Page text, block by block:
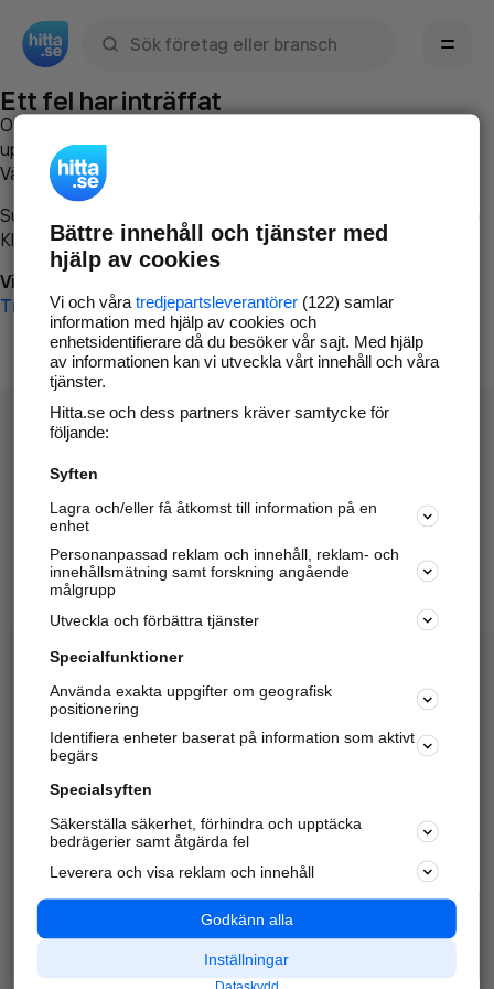
Ett fel har inträffat
Om du vill kan du
uppstod så att vi lättare och snabbare kan avhjälpa det.
Vänligen försök med följande:
Surfa till
Klicka påTillbaka-knappen i webbläsaren och försök igen
Vi beklagar besväret!
Till startsidan
Hitta.se - Gratis nummerupplysning.
Sök företag, personer och platser.
Hitta telefonnummer, adresser, företagsinfo mm.
Marknadsför företaget
Kom igång och annonsera mot
samarbetspartners nära dig.
Alla kategorier
Populära sökningar
API & Kartor
Annonsera
Integritet
Nödnummer
Bättre innehåll och tjänster med
hjälp av cookies
Vi och våra tredjepartsleverantörer(122) samlar
information med hjälp av cookies och
enhetsidentifierare då du besöker vår sajt. Med hjälp
av informationen kan vi utveckla vårt innehåll och våra
tjänster.
Hitta.se och dess partners kräver samtycke för
följande:
Syften
Lagra och/eller få åtkomst till information på en
enhet
Personanpassad reklam och innehåll, reklam- och
innehållsmätning samt forskning angående
målgrupp
Utveckla och förbättra tjänster
Specialfunktioner
Använda exakta uppgifter om geografisk
positionering
Identifiera enheter baserat på information som aktivt
begärs
Specialsyften
Säkerställa säkerhet, förhindra och upptäcka
bedrägerier samt åtgärda fel
Leverera och visa reklam och innehåll
Godkänn alla
Inställningar
Dataskydd